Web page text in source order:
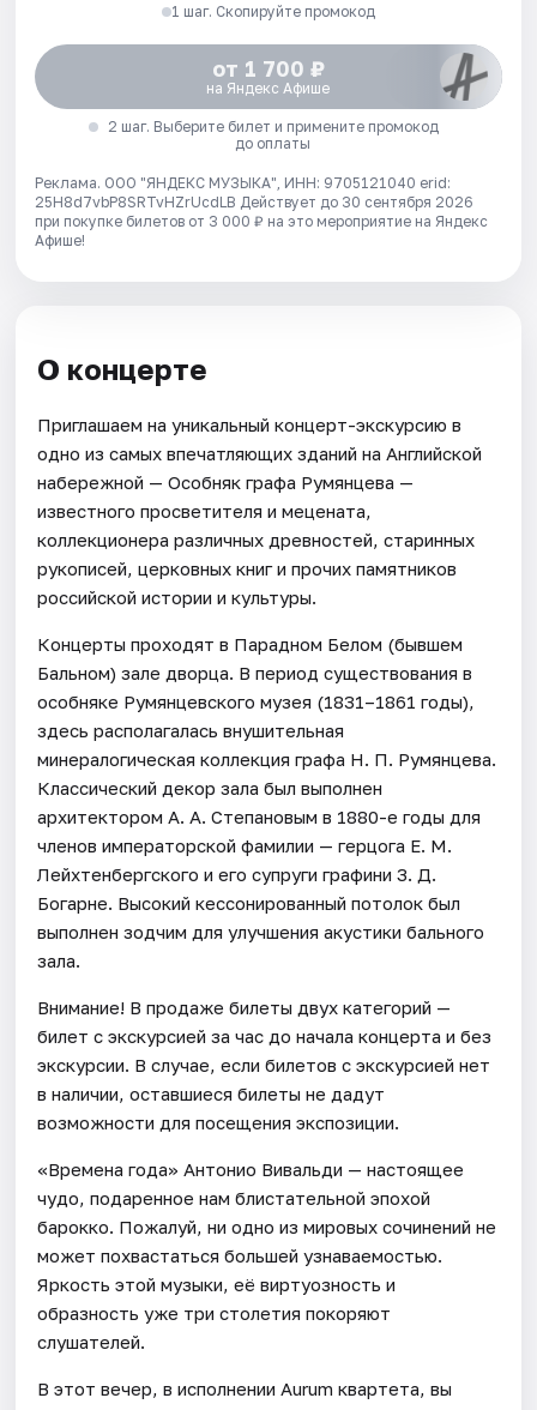
1 шаг. Скопируйте промокод
от 1 700 ₽
на Яндекс Афише
2 шаг. Выберите билет и примените промокод
до оплаты
Реклама. ООО "ЯНДЕКС МУЗЫКА", ИНН: 9705121040 erid:
25H8d7vbP8SRTvHZrUcdLB Действует до 30 сентября 2026
при покупке билетов от 3 000 ₽ на это мероприятие на Яндекс
Афише!
О концерте
Приглашаем на уникальный концерт-экскурсию в
одно из самых впечатляющих зданий на Английской
набережной — Особняк графа Румянцева —
известного просветителя и мецената,
коллекционера различных древностей, старинных
рукописей, церковных книг и прочих памятников
российской истории и культуры.
Концерты проходят в Парадном Белом (бывшем
Бальном) зале дворца. В период существования в
особняке Румянцевского музея (1831–1861 годы),
здесь располагалась внушительная
минералогическая коллекция графа Н. П. Румянцева.
Классический декор зала был выполнен
архитектором А. А. Степановым в 1880-е годы для
членов императорской фамилии — герцога Е. М.
Лейхтенбергского и его супруги графини З. Д.
Богарне. Высокий кессонированный потолок был
выполнен зодчим для улучшения акустики бального
зала.
Внимание! В продаже билеты двух категорий —
билет с экскурсией за час до начала концерта и без
экскурсии. В случае, если билетов с экскурсией нет
в наличии, оставшиеся билеты не дадут
возможности для посещения экспозиции.
«Времена года» Антонио Вивальди — настоящее
чудо, подаренное нам блистательной эпохой
барокко. Пожалуй, ни одно из мировых сочинений не
может похвастаться большей узнаваемостью.
Яркость этой музыки, её виртуозность и
образность уже три столетия покоряют
слушателей.
В этот вечер, в исполнении Aurum квартета, вы